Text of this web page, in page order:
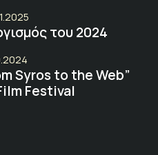
του 2024
Syros to the Web”
Festival